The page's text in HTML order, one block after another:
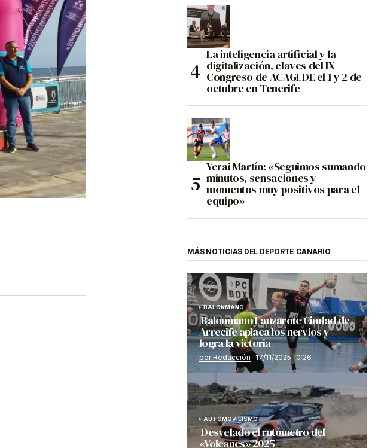
La inteligencia artificial y la
digitalización, claves del IX
Congreso de ACAGEDE el 1 y 2 de
octubre en Tenerife
Yerai Martín: «Seguimos sumando
minutos, sensaciones y
momentos muy positivos para el
equipo»
MÁS NOTICIAS DEL DEPORTE CANARIO
BALONMANO
Balonmano Lanzarote Ciudad de
Arrecife aplaca los nervios y
logra la victoria
por Redacción 17/11/2025 10:26
AUTOMOVILISMO
Desvelado el rutómetro del
«Volcanes» 2025